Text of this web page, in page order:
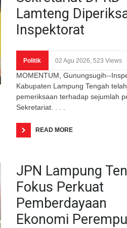
Lamteng
Inspektorat
Politik 02 Agu 2026, 523 Views
MOMENTUM, Gunungsugih--
Kabupaten Lampung Tengah
pemeriksaan terhadap sejumlah
Sekretariat. . . .
READ MORE
JPN Lampung
Fokus Perkuat
Pemberdayaan
Ekonomi